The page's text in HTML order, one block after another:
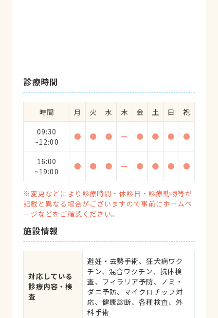
診療時間
時間 月 火 水 木 金 土 日
祝
09:30
~12:00
● ● ● ー ● ● ● ●
16:00
~19:00
● ● ● ー ● ● ● ●
※変更などにより診療時間・休診日・診療動物等が
記載と異なる場合がございますので事前にホームペ
ージなどをご確認ください。
施設情報
対応している
診療内容・検
査
避妊・去勢手術、狂犬病ワク
チン、混合ワクチン、抗体検
査、フィラリア予防、ノミ・
ダニ予防、マイクロチップ対
応、健康診断、各種検査、外
科手術